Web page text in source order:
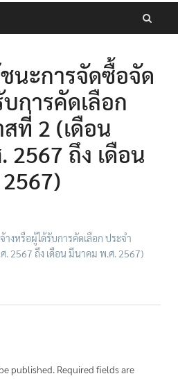
นะการจัดซื้อจัด
การคัดเลือก
ที่ 2 (เดือน
2567 ถึง เดือน
งหรือผู้ได้รับการคัดเลือก ประจำ
. 2567 ถึง เดือน มีนาคม พ.ศ. 2567)
published. Required fields are